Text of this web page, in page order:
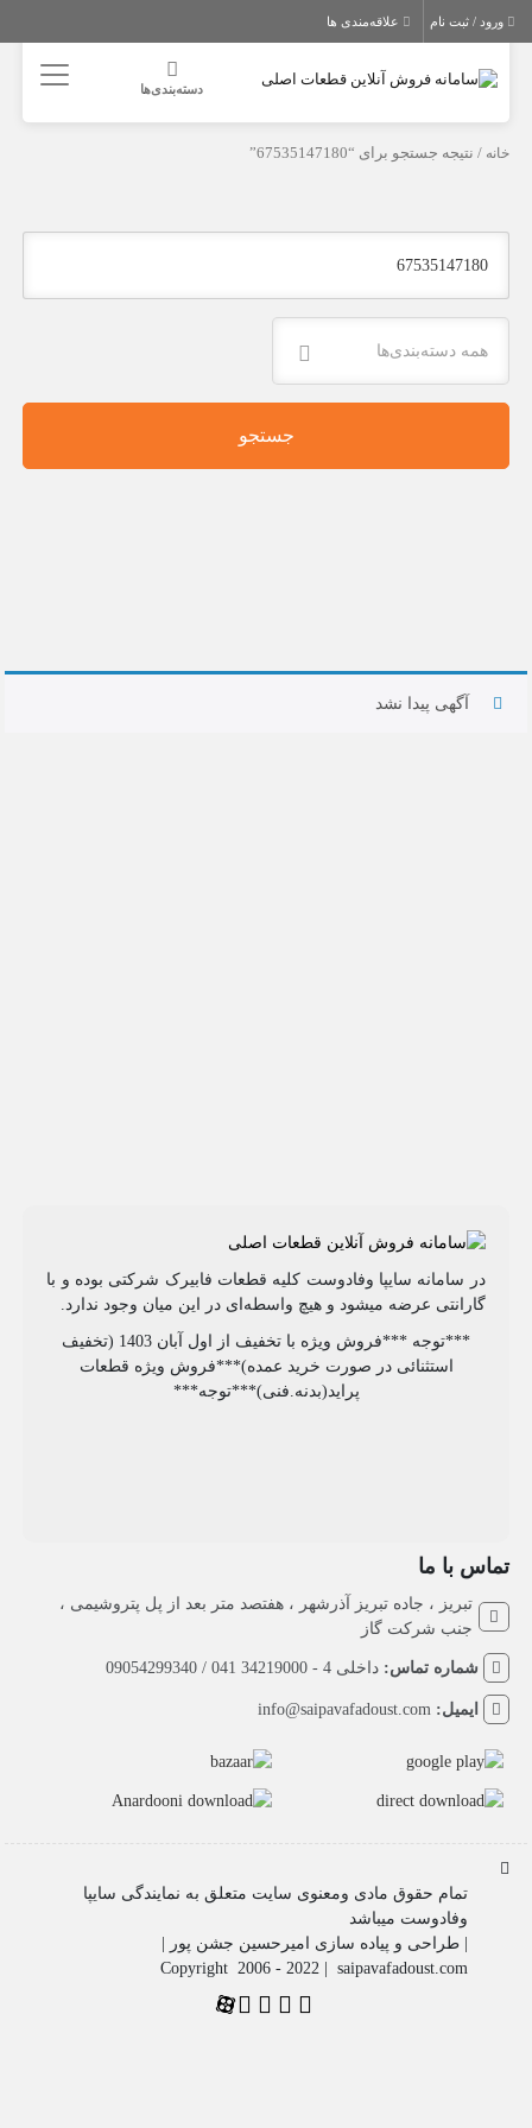
ورود / ثبت نام علاقه‌مندی ها
دسته‌بندی‌ها
خانه / نتیجه جستجو برای “67535147180”
همه دسته‌بندی‌ها
جستجو
آگهی پیدا نشد
در سامانه سایپا وفادوست کلیه قطعات فابیرک شرکتی بوده و با
گارانتی عرضه میشود و هیچ واسطه‌ای در این میان وجود ندارد.
***توجه ***فروش ویژه با تخفیف از اول آبان 1403 (تخفیف
استثنائی در صورت خرید عمده)***فروش ویژه قطعات
پراید(بدنه.فنی)***توجه***
تماس با ما
تبریز ، جاده تبریز آذرشهر ، هفتصد متر بعد از پل پتروشیمی ،
جنب شرکت گاز
شماره تماس:داخلی 4 - 34219000 041 / 09054299340
ایمیل:info@saipavafadoust.com
تمام حقوق مادی ومعنوی سایت متعلق به نمایندگی سایپا
وفادوست میباشد
| طراحی و پیاده سازی امیرحسین جشن پور |
Copyright 2006 - 2022 | saipavafadoust.com